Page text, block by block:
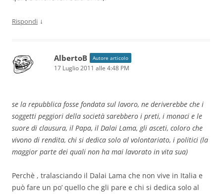
Rispondi ↓
AlbertoB Autore articolo
17 Luglio 2011 alle 4:48 PM
se la repubblica fosse fondata sul lavoro, ne deriverebbe che i
soggetti peggiori della società sarebbero i preti, i monaci e le
suore di clausura, il Papa, il Dalai Lama, gli asceti, coloro che
vivono di rendita, chi si dedica solo al volontariato, i politici (la
maggior parte dei quali non ha mai lavorato in vita sua)
Perchè , tralasciando il Dalai Lama che non vive in Italia e
può fare un po’ quello che gli pare e chi si dedica solo al